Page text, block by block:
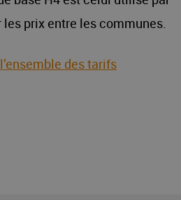
les prix entre les communes.
des tarifs